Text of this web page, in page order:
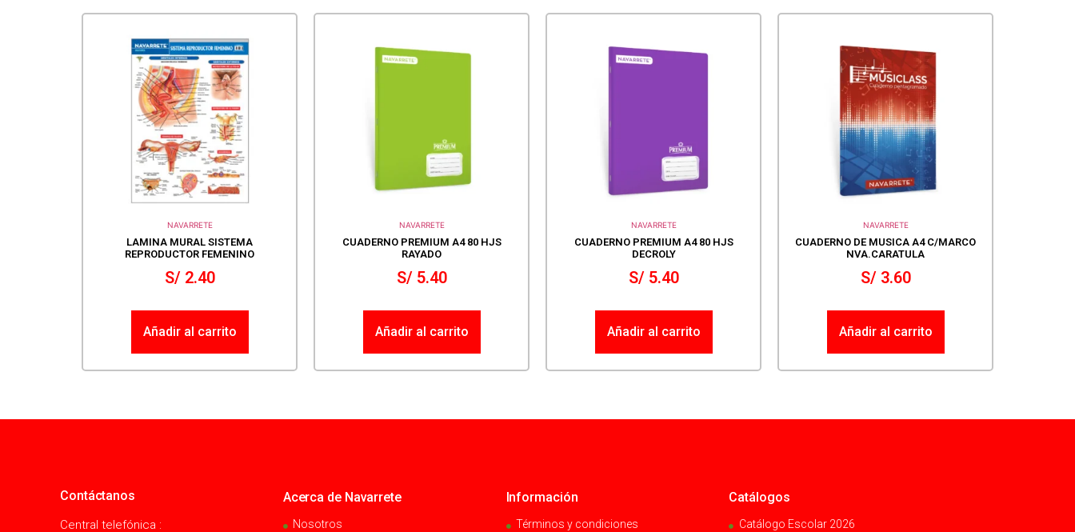
NAVARRETE
LAMINA MURAL SISTEMA
REPRODUCTOR FEMENINO
S/2.40
Añadir al carrito
NAVARRETE
CUADERNO PREMIUM A4 80 HJS
RAYADO
S/5.40
Añadir al carrito
NAVARRETE
CUADERNO PREMIUM A4 80 HJS
DECROLY
S/5.40
Añadir al carrito
NAVARRETE
CUADERNO DE MUSICA A4 C/MARCO
NVA.CARATULA
S/3.60
Añadir al carrito
Contáctanos
Central telefónica :
Acerca de Navarrete
Nosotros
Información
Términos y condiciones
Catálogos
Catálogo Escolar 2026